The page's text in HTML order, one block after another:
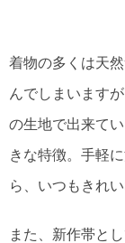
着物の多くは天
んでしまいます
の生地で出来て
きな特徴。手軽
ら、いつもきれ
また、新作帯と